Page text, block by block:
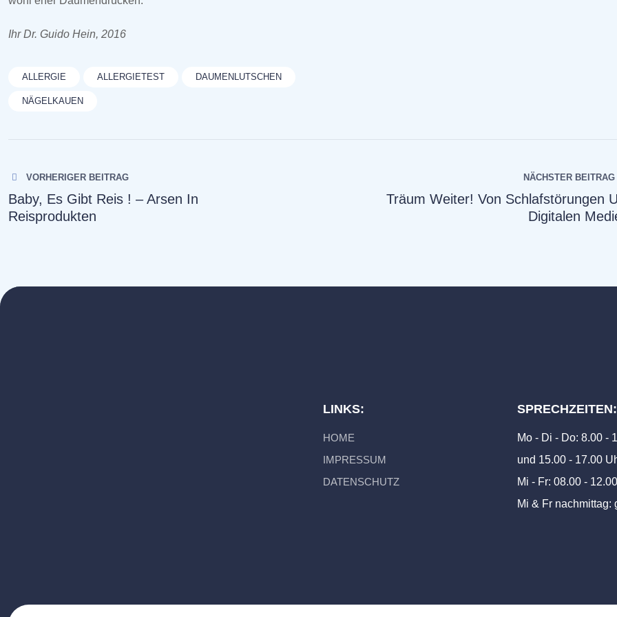
Ihr Dr. Guido Hein, 2016
ALLERGIE ALLERGIETEST DAUMENLUTSCHEN
NÄGELKAUEN
VORHERIGER BEITRAG
Baby, Es Gibt Reis ! – Arsen In
Reisprodukten
NÄCHSTER BEITRAG
Träum Weiter! Von Schlafstörungen
Digitalen
LINKS:
HOME
IMPRESSUM
DATENSCHUTZ
SPRECHZEITEN:
Mo - Di - Do: 8.00 -
und 15.00 - 17.00
Mi - Fr: 08.00 -
Mi & Fr nachmittag: